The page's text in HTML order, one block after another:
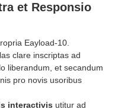
et Responsio
Eayload-10.
clare inscriptas ad
liberandum, et secandum
pro novis usoribus
interactivis utitur ad